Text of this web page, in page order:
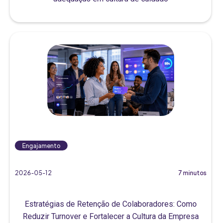
Engajamento
2026-05-12 7 minutos
Estratégias de Retenção de Colaboradores: Como
Reduzir Turnover e Fortalecer a Cultura da Empresa